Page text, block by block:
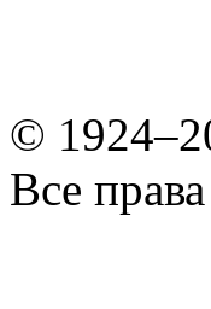
©
Все